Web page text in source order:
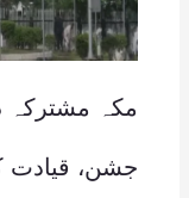
مکہ مشترکہ
جشن، قیادت